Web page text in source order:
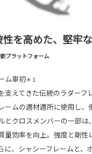
を高めた、堅牢
プラットフォーム
ム車初＊ 1
支えてきた伝統のラダー
ームの適材適所に使用し、
とクロスメンバーの一部
量効率を向上。強度と剛
に、シャシーフレームと